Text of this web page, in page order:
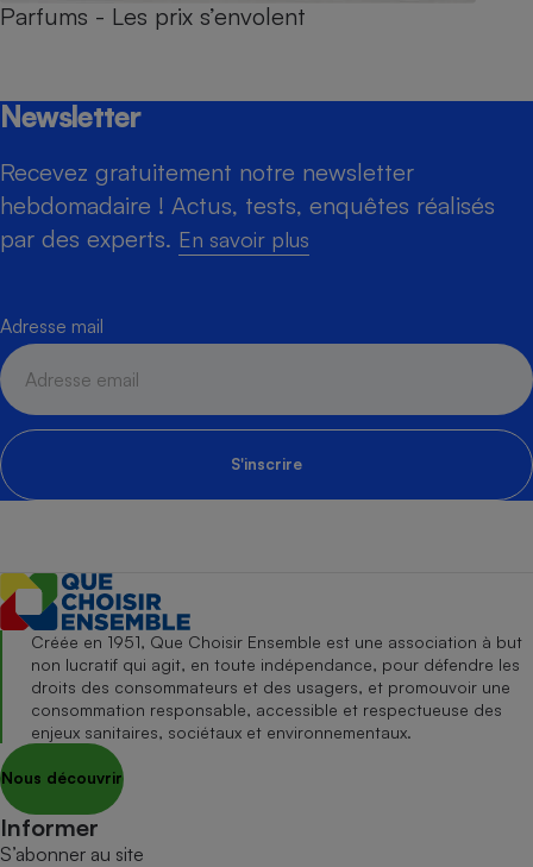
Parfums - Les prix s’envolent
Newsletter
Recevez gratuitement notre newsletter
hebdomadaire ! Actus, tests, enquêtes réalisés
par des experts. En savoir plus
Adresse mail
S'inscrire
Créée en 1951, Que Choisir Ensemble est une association à but
non lucratif qui agit, en toute indépendance, pour défendre les
droits des consommateurs et des usagers, et promouvoir une
consommation responsable, accessible et respectueuse des
enjeux sanitaires, sociétaux et environnementaux.
Nous découvrir
Informer
S’abonner au site